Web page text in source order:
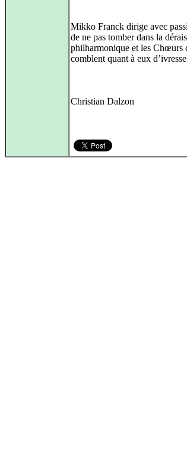
Mikko Franck dirige avec
de ne pas tomber dans la
philharmonique et les Chœurs
comblent quant à eux
Christian Dalzon